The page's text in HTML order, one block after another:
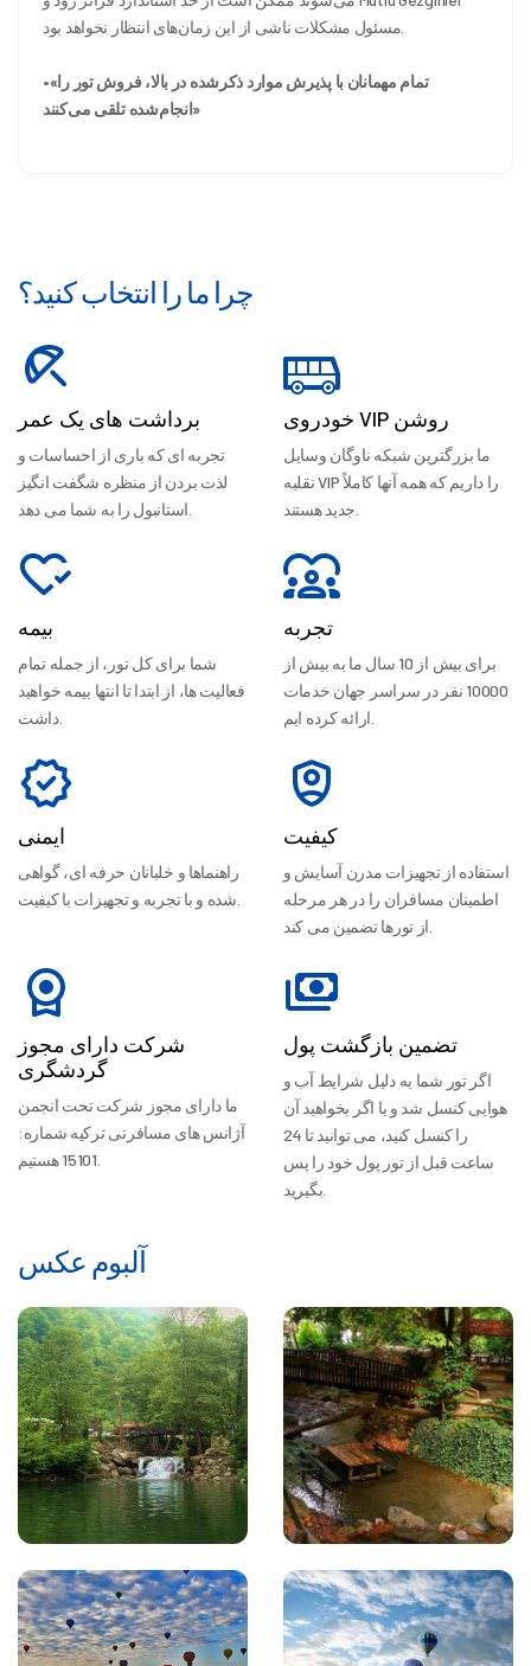
•«تمام مهمانان با پذیرش موارد ذکرشده در بالا، فروش تور را
انجام‌شده تلقی می‌کنند»
چرا ما را انتخاب کنید؟
برداشت های یک عمر
تجربه ای که باری از احساسات و
لذت بردن از منظره شگفت انگیز
خودروی VIP روشن
ما بزرگترین شبکه ناوگان وسایل
نقلیه VIP را داریم که همه آنها کاملاً
بیمه
شما برای کل تور، از جمله تمام
فعالیت ها، از ابتدا تا انتها بیمه خواهید
داشت.
تجربه
برای بیش از 10 سال ما به بیش از
10000 نفر در سراسر جهان خدمات
ایمنی
راهنماها و خلبانان حرفه ای، گواهی
کیفیت
استفاده از تجهیزات مدرن آسایش و
اطمینان مسافران را در هر مرحله
شرکت دارای مجوز
گردشگری
ما دارای مجوز شرکت تحت انجمن
آژانس های مسافرتی ترکیه شماره:
تضمین بازگشت پول
اگر تور شما به دلیل شرایط آب و
هوایی کنسل شد و یا اگر بخواهید آن
را کنسل کنید، می توانید تا 24
ساعت قبل از تور پول خود را پس
آلبوم عکس